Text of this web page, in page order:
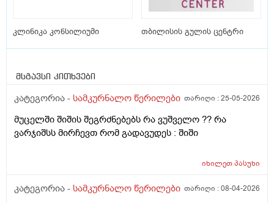
კლინიკა კონსილიუმი თბილისის გულის ცენტრი
მსგავსი კითხვები
კატეგორია - სამკურნალო წერილები თარიღი :25-05-2026
მუცელში შიშის შეგრძნებებს რა ვუშველო ?? რა
ვარჯიშსს მირჩევთ რომ გადავუდეს : შიში
იხილეთპასუხი
კატეგორია - სამკურნალო წერილები თარიღი :08-04-2026